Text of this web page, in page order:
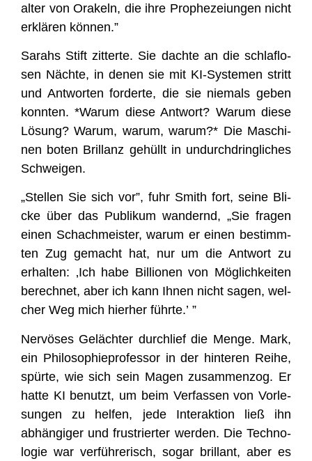
al­ter von Ora­keln, die ihre Pro­phe­zei­un­gen nicht
erklä­ren können.”
Sarahs Stift zit­ter­te. Sie dach­te an die schlaf­lo­
sen Näch­te, in denen sie mit KI-Sys­te­men stritt
und Ant­wor­ten for­der­te, die sie nie­mals geben
konn­ten. *War­um die­se Ant­wort? War­um die­se
Lösung? War­um, war­um, war­um?* Die Maschi­
nen boten Bril­lanz gehüllt in undurch­dring­li­ches
Schweigen.
„Stel­len Sie sich vor”, fuhr Smith fort, sei­ne Bli­
cke über das Publi­kum wan­dernd, „Sie fra­gen
einen Schach­meis­ter, war­um er einen bestimm­
ten Zug gemacht hat, nur um die Ant­wort zu
erhal­ten: ‚Ich habe Bil­lio­nen von Mög­lich­kei­ten
berech­net, aber ich kann Ihnen nicht sagen, wel­
cher Weg mich hier­her führte.’ ”
Ner­vö­ses Geläch­ter durch­lief die Men­ge. Mark,
ein Phi­lo­so­phie­pro­fes­sor in der hin­te­ren Rei­he,
spür­te, wie sich sein Magen zusam­men­zog. Er
hat­te KI benutzt, um beim Ver­fas­sen von Vor­le­
sun­gen zu hel­fen, jede Inter­ak­ti­on ließ ihn
abhän­gi­ger und frus­trier­ter wer­den. Die Tech­no­
lo­gie war ver­füh­re­risch, sogar bril­lant, aber es